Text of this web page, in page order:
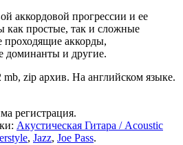
аккордовой прогрессии и ее
как простые, так и сложные
проходящие аккорды,
доминанты и другие.
zip архив. На английском языке.
регистрация.
Акустическая Гитара / Acoustic
, Jazz, Joe Pass.